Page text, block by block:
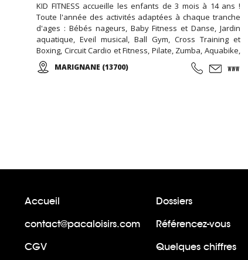
KID FITNESS accueille les enfants de 3 mois à 14 ans !
Toute l'année des activités adaptées à chaque tranche
d'ages : Bébés nageurs, Baby Fitness et Danse, Jardin
aquatique, Eveil musical, Ball Gym, Cross Training et
Boxing, Circuit Cardio et Fitness, Pilate, Zumba, Aquabike,
Step, ... Des Stages Sportifs pendant les vacances, des
Garderies Sportives qui suivent les rythmes scolaires,...
MARIGNANE (13700)
Accueil
Dossiers
contact@pacaloisirs.com
Référencez-vous
CGV
Quelques chiffres